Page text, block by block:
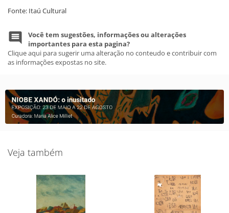
Fonte: Itaú Cultural
Você tem sugestões, informações ou alterações
importantes para esta pagina?
Clique aqui para sugerir uma alteração no conteudo e contribuir com
as informações expostas no site.
Veja também